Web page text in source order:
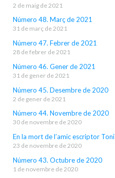
2 de maig de 2021
Número 48. Març de 2021
31 de març de 2021
Número 47. Febrer de 2021
28 de febrer de 2021
Número 46. Gener de 2021
31 de gener de 2021
Número 45. Desembre de 2020
2 de gener de 2021
Número 44. Novembre de 2020
30 de novembre de 2020
En la mort de l’amic escriptor
23 de novembre de 2020
Número 43. Octubre de 2020
1 de novembre de 2020